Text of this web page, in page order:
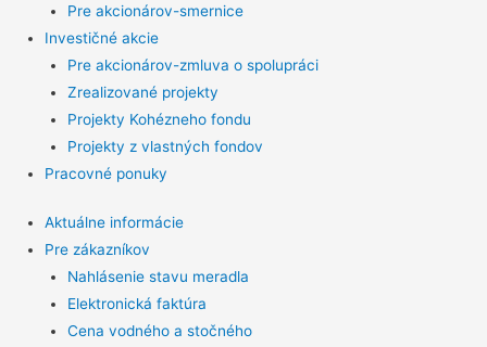
Pre akcionárov-smernice
Investičné akcie
Pre akcionárov-zmluva o spolupráci
Zrealizované projekty
Projekty Kohézneho fondu
Projekty z vlastných fondov
Pracovné ponuky
Aktuálne informácie
Pre zákazníkov
Nahlásenie stavu meradla
Elektronická faktúra
Cena vodného a stočného